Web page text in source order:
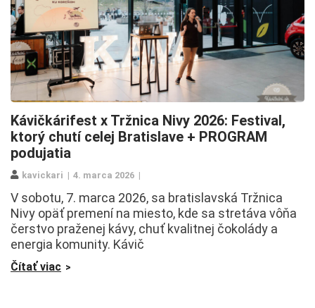
Kávičkárifest x Tržnica Nivy 2026: Festival,
ktorý chutí celej Bratislave + PROGRAM
podujatia
kavickari 4. marca 2026
V sobotu, 7. marca 2026, sa bratislavská Tržnica
Nivy opäť premení na miesto, kde sa stretáva vôňa
čerstvo praženej kávy, chuť kvalitnej čokolády a
energia komunity. Kávič
Čítať viac